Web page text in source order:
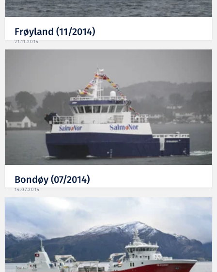
Frøyland (11/2014)
21.11.2014
Bondøy (07/2014)
14.07.2014